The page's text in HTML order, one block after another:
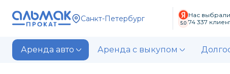
Санкт-Петербург 5.0
Нас выбрали
74 337
Аренда авто Аренда с выкупом